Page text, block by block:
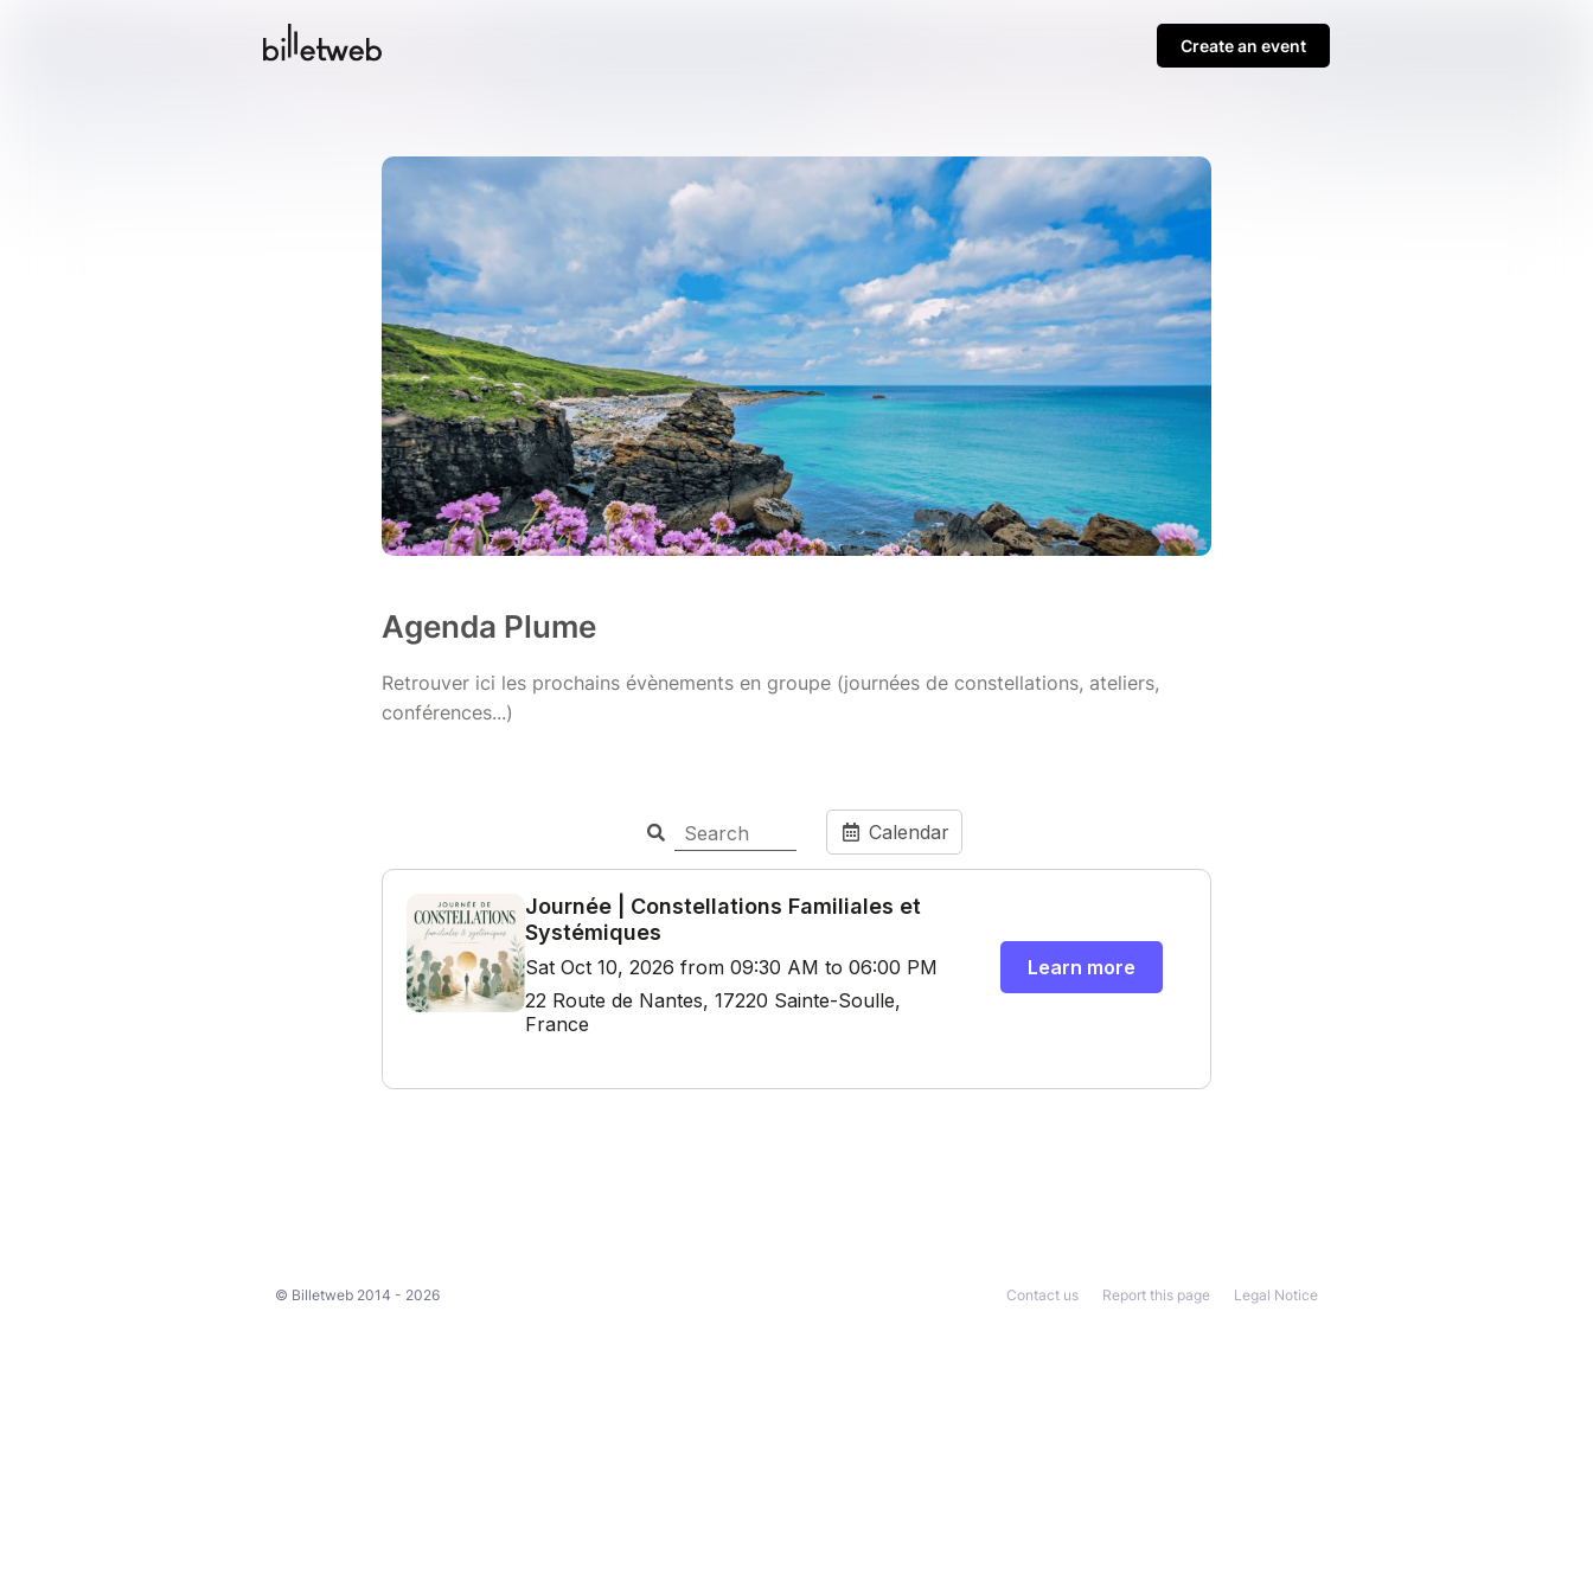
Create an event
Agenda Plume
Retrouver ici les prochains évènements en groupe (journées de constellations, ateliers,
conférences...)
© Billetweb 2014 - 2026 Legal Notice
Report this page
Contact us